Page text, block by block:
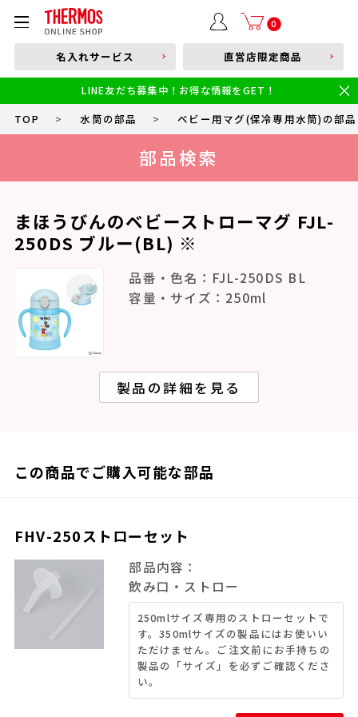
0
部品購入はこちら
本体品番やキーワードを入力
食洗機対応 新製品
幼児・園児向け水筒
小学生 低・中学年向け水筒
小学生 中・高学年向け水筒
名入れサービス 直営店限定商品
LINE友だち募集中！お得な情報をGET！
TOP > 水筒の部品 > ベビー用マグ(保冷専用水筒)の部品
部品検索
まほうびんのベビーストローマグ FJL-
250DS ブルー(BL) ※
品番・色名：FJL-250DS BL
容量・サイズ：250ml
製品の詳細を見る
この商品でご購入可能な部品
FHV-250ストローセット
部品内容：
飲み口・ストロー
250mlサイズ専用のストローセットで
す。350mlサイズの製品にはお使いい
ただけません。ご注文前にお手持ちの
製品の「サイズ」を必ずご確認くださ
い。